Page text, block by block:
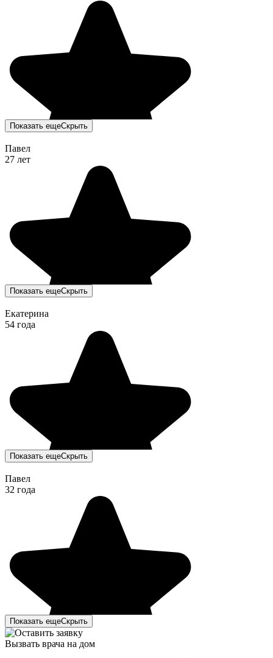
Показать ещеСкрыть
Павел
27 лет
Показать ещеСкрыть
Екатерина
54 года
Показать ещеСкрыть
Павел
32 года
Показать ещеСкрыть
Вызвать врача на дом